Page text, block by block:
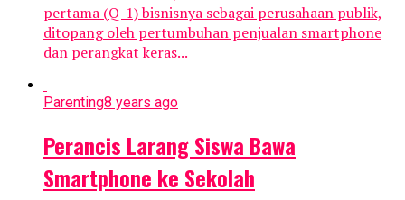
pertama (Q-1) bisnisnya sebagai perusahaan publik,
ditopang oleh pertumbuhan penjualan smartphone
dan perangkat keras...
Parenting8 years ago
Perancis Larang Siswa Bawa
Smartphone ke Sekolah